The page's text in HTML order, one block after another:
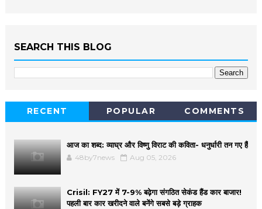
SEARCH THIS BLOG
RECENT POPULAR COMMENTS
आज का शब्द: व्याघ्र और विष्णु विराट की कविता- धनुर्धारी तन गए हैं
48by7news Aug 05, 2026
Crisil: FY27 में 7-9% बढ़ेगा संगठित सेकंड हैंड कार बाजार!
पहली बार कार खरीदने वाले बनेंगे सबसे बड़े ग्राहक